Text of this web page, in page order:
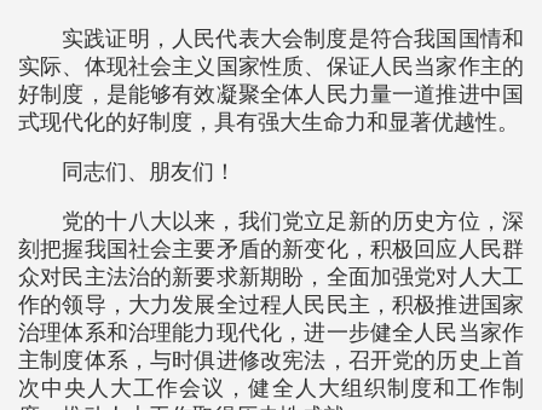
实践证明，人民代表大会制度是符合我国国情和
实际、体现社会主义国家性质、保证人民当家作主的
好制度，是能够有效凝聚全体人民力量一道推进中国
式现代化的好制度，具有强大生命力和显著优越性。
同志们、朋友们！
党的十八大以来，我们党立足新的历史方位，深
刻把握我国社会主要矛盾的新变化，积极回应人民群
众对民主法治的新要求新期盼，全面加强党对人大工
作的领导，大力发展全过程人民民主，积极推进国家
治理体系和治理能力现代化，进一步健全人民当家作
主制度体系，与时俱进修改宪法，召开党的历史上首
次中央人大工作会议，健全人大组织制度和工作制